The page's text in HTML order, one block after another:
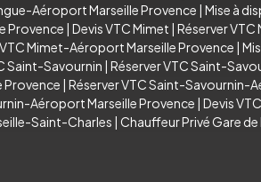
Aéroport Marseille Provence | Mise à
Provence | Devis VTC Mimet | Réserver VTC
Mimet-Aéroport Marseille Provence |
Saint-Savournin | Réserver VTC Saint-
Provence | Réserver VTC Saint-Savournin-
Aéroport Marseille Provence | Devis
Saint-Charles | Chauffeur Privé Gare